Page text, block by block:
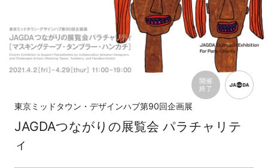
開催
終了
東京ミッドタウン・デザインハブ第90回企画展
JAGDAつながりの展覧会 パラチャリテ
ィ